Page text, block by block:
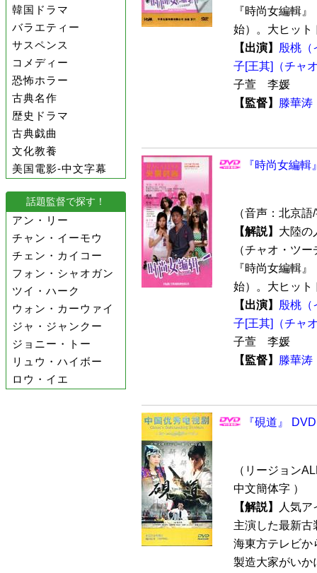
韓国ドラマ
バラエティー
サスペンス
コメディー
恐怖ホラー
古典名作
歴史ドラマ
古典戯曲
文化教養
美国電影-中文字幕
話題監督で探す！
アン・リー
チャン・イーモウ
チェン・カイコー
フォン・シャオガン
ツイ・ハーク
ウォン・カーウァイ
ジャ・ジャンクー
ジョニー・トー
リュウ・ハイボー
ロウ・イエ
『時尚女編輯
始）。大ヒット
【出演】 殷桃（
子[王其]（チャ
子萱 李媛
【監督】 滕華涛
『時尚女編
（音声：北京
【解説】 大陸の
（チャオ・ツ
『時尚女編輯
始）。大ヒット
【出演】 殷桃（
子[王其]（チャ
子萱 李媛
【監督】 滕華涛
『硯道』
（リージョン
中文簡体字 ）
【解説】
人気
主演した最新
海東方テレビか
製造大家がいか